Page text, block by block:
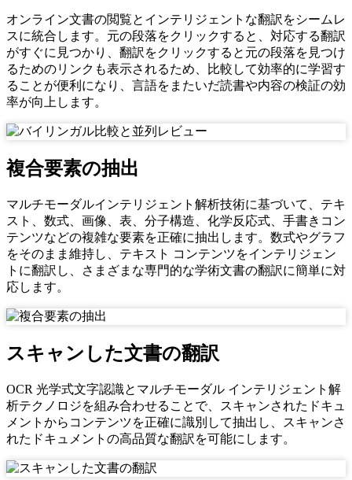
オンライン文書の閲覧とインテリジェントな翻訳をシームレ
スに統合します。元の段落をクリックすると、対応する翻訳
がすぐに見つかり、翻訳をクリックすると元の段落を見つけ
るためのリンクも表示されるため、比較して効率的に学習す
ることが便利になり、言語をまたいだ読書や内容の検証の効
率が向上します。
複合要素の抽出
マルチモーダルインテリジェント解析技術に基づいて、テキ
スト、数式、画像、表、分子構造、化学反応式、手書きコン
テンツなどの複雑な要素を正確に抽出します。数式やグラフ
をそのまま維持し、テキスト コンテンツをインテリジェン
トに翻訳し、さまざまな専門的な学術文書の翻訳に簡単に対
応します。
スキャンした文書の翻訳
OCR 光学式文字認識とマルチモーダル インテリジェント解
析テクノロジを組み合わせることで、スキャンされたドキュ
メントからコンテンツを正確に識別して抽出し、スキャンさ
れたドキュメントの高品質な翻訳を可能にします。